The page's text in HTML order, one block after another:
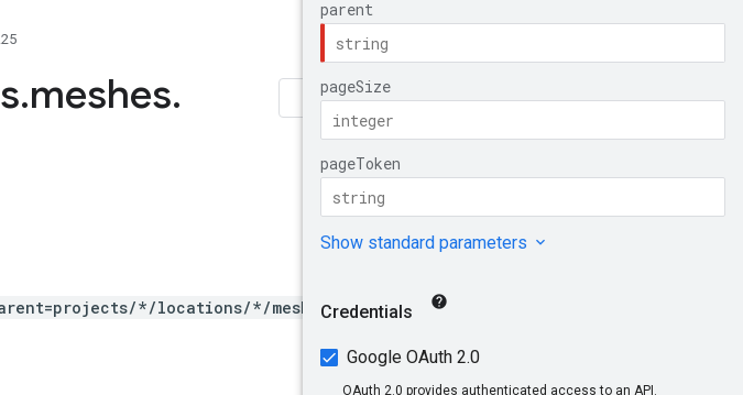
autorização
Isso foi útil?
Envie comentários
.meshes.
*/locations/*/meshes/*}/routeViews